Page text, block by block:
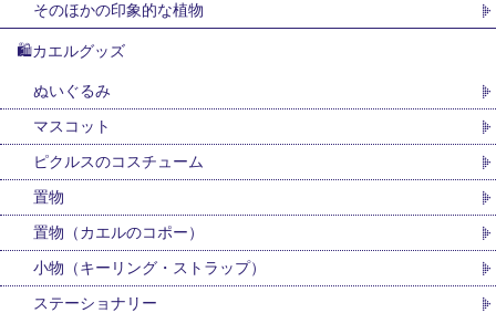
そのほかの印象的な植物
🛍カエルグッズ
ぬいぐるみ
マスコット
ピクルスのコスチューム
置物
置物（カエルのコポー）
小物（キーリング・ストラップ）
ステーショナリー